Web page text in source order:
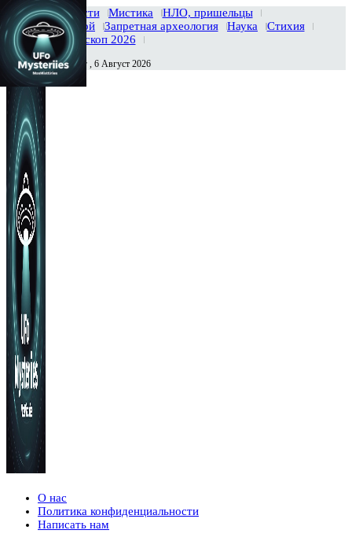
Главная Новости Мистика
НЛО, пришельцы
Тайны вселенной
Запретная археология Наука
Стихия
История
Гороскоп 2026
Сегодня Четверг , 6 Август 2026
О нас
Политика конфиденциальности
Написать нам